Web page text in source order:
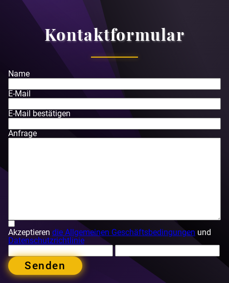
Kontaktformular
Name
E-Mail
E-Mail bestätigen
Anfrage
Akzeptieren die Allgemeinen Geschäftsbedingungen und
Datenschutzrichtlinie
Senden